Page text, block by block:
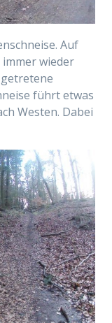
Auf
wieder
führt etwas
Westen. Dabei